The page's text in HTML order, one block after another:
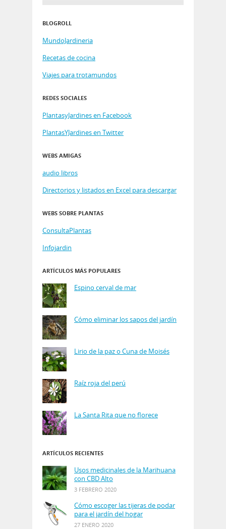
BLOGROLL
MundoJardineria
Recetas de cocina
Viajes para trotamundos
REDES SOCIALES
PlantasyJardines en Facebook
PlantasYJardines en Twitter
WEBS AMIGAS
audio libros
Directorios y listados en Excel para descargar
WEBS SOBRE PLANTAS
ConsultaPlantas
Infojardin
ARTÍCULOS MÁS POPULARES
Espino cerval de mar
Cómo eliminar los sapos del jardín
Lirio de la paz o Cuna de Moisés
Raíz roja del perú
La Santa Rita que no florece
ARTÍCULOS RECIENTES
Usos medicinales de la Marihuana
con CBD Alto
3 FEBRERO 2020
Cómo escoger las tijeras de podar
para el jardín del hogar
27 ENERO 2020